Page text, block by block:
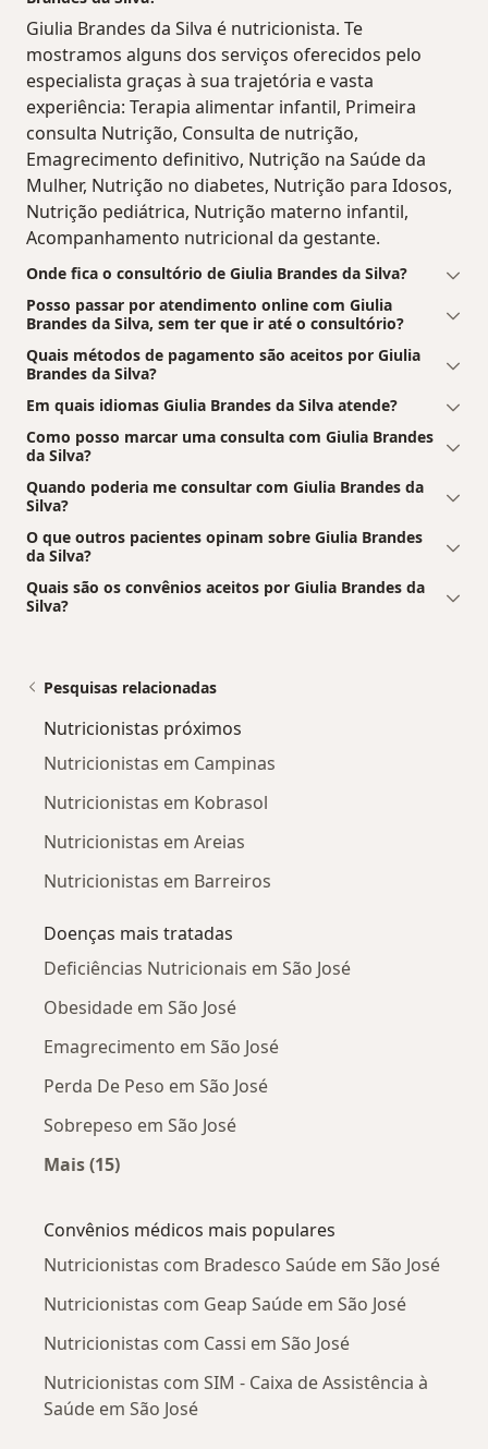
Giulia Brandes da Silva é nutricionista. Te
mostramos alguns dos serviços oferecidos pelo
especialista graças à sua trajetória e vasta
experiência: Terapia alimentar infantil, Primeira
consulta Nutrição, Consulta de nutrição,
Emagrecimento definitivo, Nutrição na Saúde da
Mulher, Nutrição no diabetes, Nutrição para Idosos,
Nutrição pediátrica, Nutrição materno infantil,
Acompanhamento nutricional da gestante.
Onde fica o consultório de Giulia Brandes da Silva?
Posso passar por atendimento online com Giulia
Brandes da Silva, sem ter que ir até o consultório?
Quais métodos de pagamento são aceitos por Giulia
Brandes da Silva?
Em quais idiomas Giulia Brandes da Silva atende?
Como posso marcar uma consulta com Giulia Brandes
da Silva?
Quando poderia me consultar com Giulia Brandes da
Silva?
O que outros pacientes opinam sobre Giulia Brandes
da Silva?
Quais são os convênios aceitos por Giulia Brandes da
Silva?
Pesquisas relacionadas
Nutricionistas próximos
Nutricionistas em Campinas
Nutricionistas em Kobrasol
Nutricionistas em Areias
Nutricionistas em Barreiros
Doenças mais tratadas
Deficiências Nutricionais em São José
Obesidade em São José
Emagrecimento em São José
Perda De Peso em São José
Sobrepeso em São José
Mais (15)
Convênios médicos mais populares
Nutricionistas com Bradesco Saúde em São José
Nutricionistas com Geap Saúde em São José
Nutricionistas com Cassi em São José
Nutricionistas com SIM - Caixa de Assistência à
Saúde em São José